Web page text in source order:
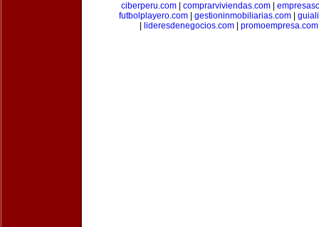
ciberperu.com
comprarviviendas.com
futbolplayero.com| gestioninmobiliarias.com|
lideresdenegocios.com promoempresa.com